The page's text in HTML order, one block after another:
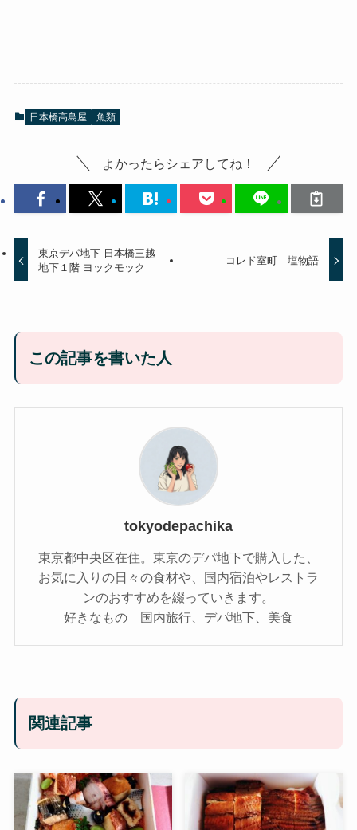
日本橋高島屋 魚類
よかったらシェアしてね！
東京デパ地下 日本橋三越
地下１階 ヨックモック
コレド室町 塩物語
この記事を書いた人
tokyodepachika
東京都中央区在住。東京のデパ地下で購入した、
お気に入りの日々の食材や、国内宿泊やレストラ
ンのおすすめを綴っていきます。
好きなもの 国内旅行、デパ地下、美食
関連記事